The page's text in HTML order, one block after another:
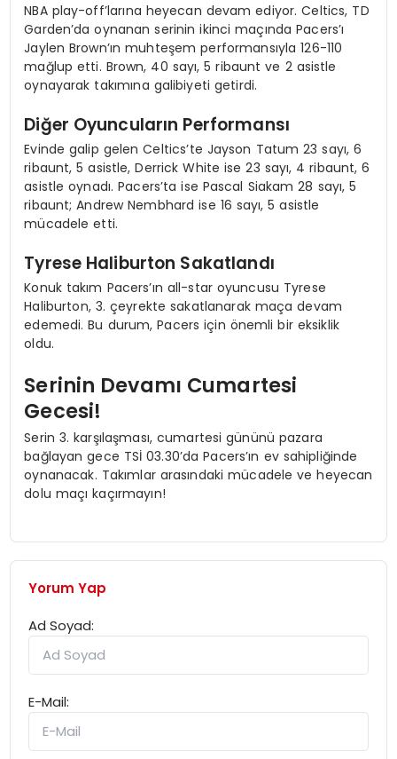
NBA play-off’larına heyecan devam ediyor. Celtics, TD
Garden’da oynanan serinin ikinci maçında Pacers’ı
Jaylen Brown’ın muhteşem performansıyla 126-110
mağlup etti. Brown, 40 sayı, 5 ribaunt ve 2 asistle
oynayarak takımına galibiyeti getirdi.
Diğer Oyuncuların Performansı
Evinde galip gelen Celtics’te Jayson Tatum 23 sayı, 6
ribaunt, 5 asistle, Derrick White ise 23 sayı, 4 ribaunt, 6
asistle oynadı. Pacers’ta ise Pascal Siakam 28 sayı, 5
ribaunt; Andrew Nembhard ise 16 sayı, 5 asistle
mücadele etti.
Tyrese Haliburton Sakatlandı
Konuk takım Pacers’ın all-star oyuncusu Tyrese
Haliburton, 3. çeyrekte sakatlanarak maça devam
edemedi. Bu durum, Pacers için önemli bir eksiklik
oldu.
Serinin Devamı Cumartesi
Gecesi!
Serin 3. karşılaşması, cumartesi gününü pazara
bağlayan gece TSİ 03.30’da Pacers’ın ev sahipliğinde
oynanacak. Takımlar arasındaki mücadele ve heyecan
dolu maçı kaçırmayın!
Yorum Yap
Ad Soyad:
E-Mail: